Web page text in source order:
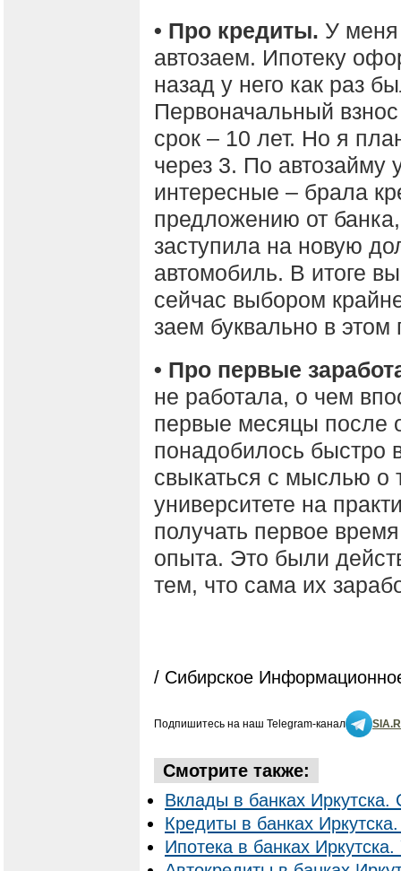
• Про кредиты. У меня
автозаем. Ипотеку
назад у него как раз
Первоначальный
срок – 10 лет. Но я
через 3. По автозайму
интересные – брала
предложению от
заступила на новую
автомобиль. В итоге
сейчас выбором
заем буквально в этом
• Про первые
не работала, о чем
первые месяцы после
понадобилось быстро
свыкаться с мыслью о
университете на
получать первое
опыта. Это были
тем, что сама их
/ Сибирское
Подпишитесь на наш Telegram-канал
Смотрите также:
Вклады в банках Иркутска.
Кредиты в банках
Ипотека в банках